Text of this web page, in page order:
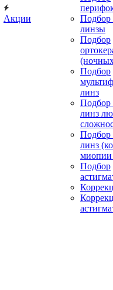
Акции
Подбор
линзы
Подбор
Подбор
линз
Подбор
линз
Подбор
линз
миопии
Подбор